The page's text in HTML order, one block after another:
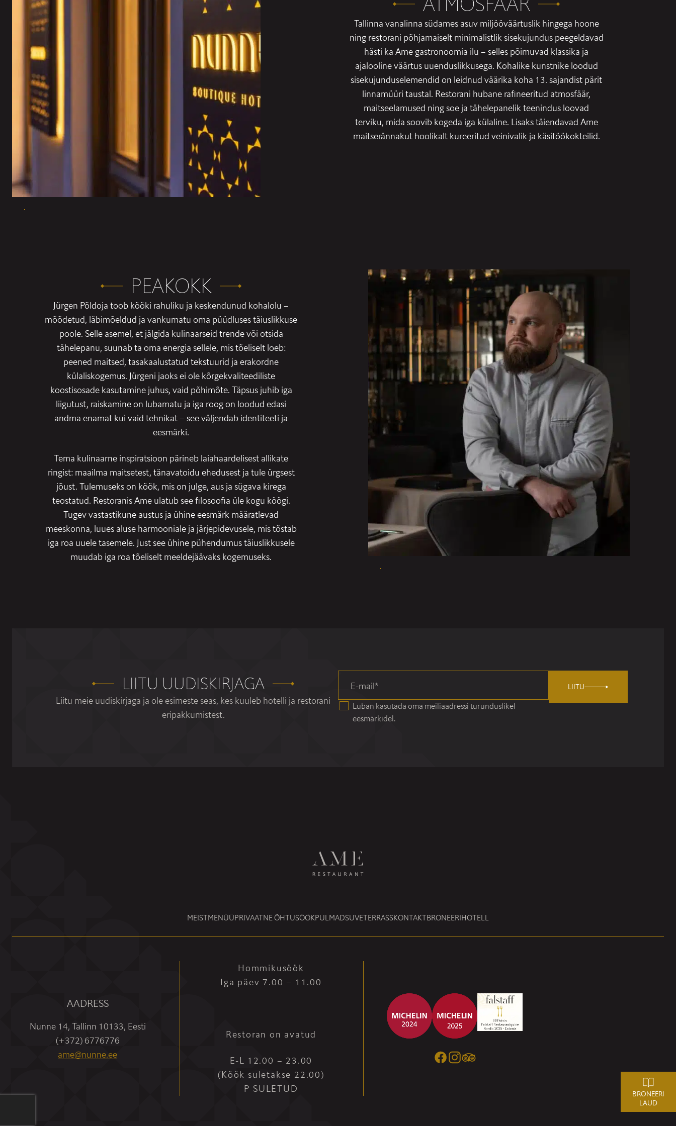
Tallinna vanalinna südames asuv miljööväärtuslik hingega hoone
ning restorani põhjamaiselt minimalistlik sisekujundus peegeldavad
hästi ka Ame gastronoomia ilu – selles põimuvad klassika ja
ajalooline väärtus uuenduslikkusega. Kohalike kunstnike loodud
sisekujunduselemendid on leidnud väärika koha 13. sajandist pärit
linnamüüri taustal. Restorani hubane rafineeritud atmosfäär,
maitseelamused ning soe ja tähelepanelik teenindus loovad
terviku, mida soovib kogeda iga külaline. Lisaks täiendavad Ame
maitserännakut hoolikalt kureeritud veinivalik ja käsitöökokteilid.
PEAKOKK
Jürgen Põldoja toob kööki rahuliku ja keskendunud kohalolu –
mõõdetud, läbimõeldud ja vankumatu oma püüdluses täiuslikkuse
poole. Selle asemel, et jälgida kulinaarseid trende või otsida
tähelepanu, suunab ta oma energia sellele, mis tõeliselt loeb:
peened maitsed, tasakaalustatud tekstuurid ja erakordne
külaliskogemus. Jürgeni jaoks ei ole kõrgekvaliteediliste
koostisosade kasutamine juhus, vaid põhimõte. Täpsus juhib iga
liigutust, raiskamine on lubamatu ja iga roog on loodud edasi
andma enamat kui vaid tehnikat – see väljendab identiteeti ja
eesmärki.
Tema kulinaarne inspiratsioon pärineb laiahaardelisest allikate
ringist: maailma maitsetest, tänavatoidu ehedusest ja tule ürgsest
jõust. Tulemuseks on köök, mis on julge, aus ja sügava kirega
teostatud. Restoranis Ame ulatub see filosoofia üle kogu köögi.
Tugev vastastikune austus ja ühine eesmärk määratlevad
meeskonna, luues aluse harmooniale ja järjepidevusele, mis tõstab
iga roa uuele tasemele. Just see ühine pühendumus täiuslikkusele
muudab iga roa tõeliselt meeldejäävaks kogemuseks.
LIITU UUDISKIRJAGA
Liitu meie uudiskirjaga ja ole esimeste seas, kes kuuleb hotelli ja restorani
eripakkumistest.
E-mail*
Luban kasutada oma meiliaadressi turunduslikel
eesmärkidel.
LIITU
MEISTMENÜÜPRIVAATNE ÕHTUSÖÖKPULMADSUVETERRASSKONTAKTBRONEERIHOTELL
AADRESS
Nunne 14, Tallinn 10133, Eesti
(+372) 6776776
ame@nunne.ee
Hommikusöök
Iga päev 7.00 – 11.00
Restoran on avatud
E-L 12.00 – 23.00
(Köök suletakse 22.00)
P SULETUD
BRONEERI
LAUD